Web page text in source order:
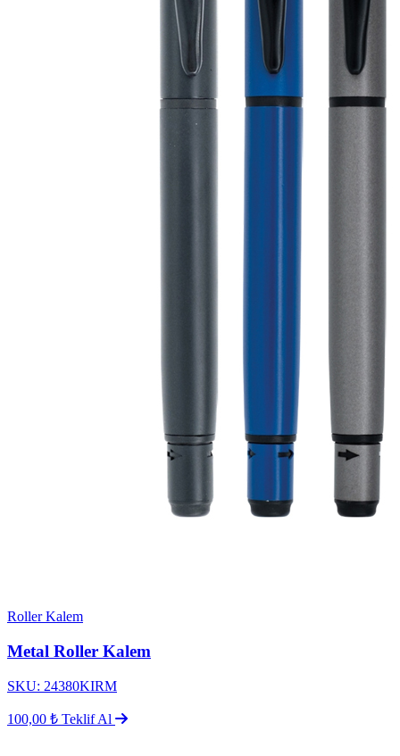
Roller Kalem
Metal Roller Kalem
SKU: 24380KIRM
100,00 ₺ Teklif Al